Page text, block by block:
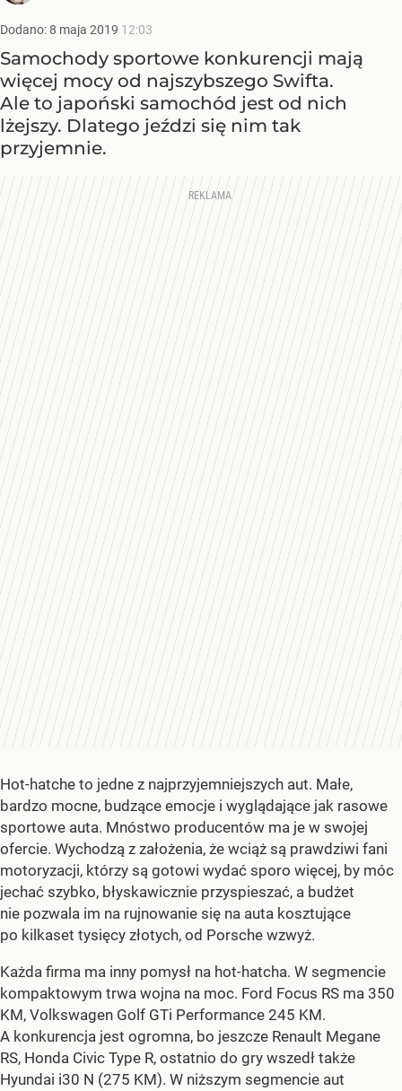
Dodano:8 maja 2019 12:03
Samochody sportowe konkurencji mają
więcej mocy od najszybszego Swifta.
Ale to japoński samochód jest od nich
lżejszy. Dlatego jeździ się nim tak
przyjemnie.
Hot-hatche to jedne z najprzyjemniejszych aut. Małe,
bardzo mocne, budzące emocje i wyglądające jak rasowe
sportowe auta. Mnóstwo producentów ma je w swojej
ofercie. Wychodzą z założenia, że wciąż są prawdziwi fani
motoryzacji, którzy są gotowi wydać sporo więcej, by móc
jechać szybko, błyskawicznie przyspieszać, a budżet
nie pozwala im na rujnowanie się na auta kosztujące
po kilkaset tysięcy złotych, od Porsche wzwyż.
Każda firma ma inny pomysł na hot-hatcha. W segmencie
kompaktowym trwa wojna na moc. Ford Focus RS ma 350
KM, Volkswagen Golf GTi Performance 245 KM.
A konkurencja jest ogromna, bo jeszcze Renault Megane
RS, Honda Civic Type R, ostatnio do gry wszedł także
Hyundai i30 N (275 KM). W niższym segmencie aut